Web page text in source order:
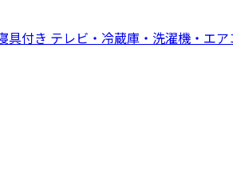
き テレビ・冷蔵庫・洗濯機・エア